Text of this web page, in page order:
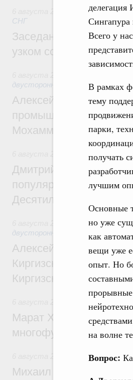
делегация
Сингапура
Всего у
В рамках
тему
парки,
получать
лучшим
Основные
но уже
как
вещи уже
опыт. Но
на волне
Вопрос:
Евразийский
СНГ
Заседание
узком составе
двусторонней основе
Алексей Оверчук
промышленности,
Мохаммадом Атабаком
Дмитрий Чернышенко:
популярного туризма
Десятилетия науки и
Экономические
двусторонней основе
Алексей Оверчук
Киргизского
Киргизской
Дорожное
Марат Хуснуллин: На
Михаил Мишустин дал